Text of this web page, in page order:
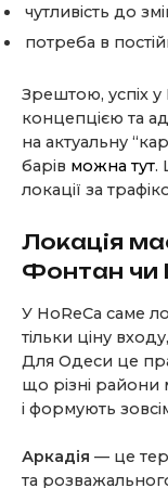
чутливість до
потреба в
Зрештою, успіх
концепцією та
на актуальну
барів можна тут.
локації за
Локація
Фонтан чи
У HoReCa саме
тільки ціну
Для Одеси це
що різні райони
і формують
Аркадія — це
та